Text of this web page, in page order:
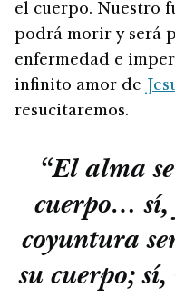
el cuerpo. Nuestro
podrá morir y será
enfermedad e
infinito amor de
resucitaremos.
“El alma
cuerpo… sí,
coyuntura
su cuerpo;